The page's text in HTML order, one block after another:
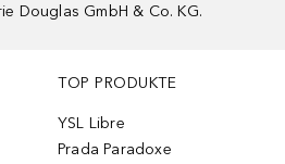
Douglas GmbH & Co. KG.
TOP PRODUKTE
YSL Libre
Prada Paradoxe